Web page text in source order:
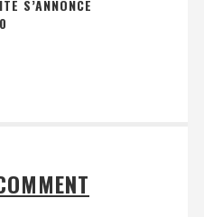
S’ANNONCE